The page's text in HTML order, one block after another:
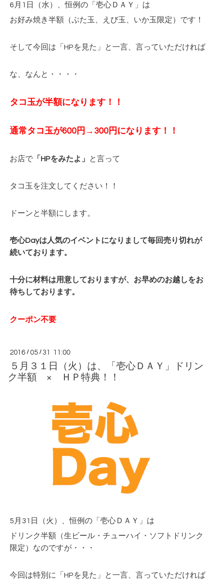
6月1日（水）、恒例の「壱心ＤＡＹ」は
お好み焼き半額（ぶた玉、えび玉、いか玉限定）です！
そして今回は「HPを見た」と一言、言っていただければ
な、なんと・・・・
タコ玉が半額になります！！
通常タコ玉が600円→300円 になります！！
お店で 「HPをみたよ」 と言って
タコ玉を注文してください！！
ドーンと半額にします。
壱心Dayは人気のイベントになりまして毎回売り切れが
続いております。
十分に材料は用意しておりますが、お早めのお越しをお
待ちしております。
クーポン不要
2016 /05 /31 11:00
５月３１日（火）は、「壱心ＤＡＹ」ドリン
ク半額 × ＨＰ特典！！
5月31 日（火 ）、恒例の「壱心ＤＡＹ」は
ドリンク半額（生ビール・チューハイ・ソフトドリンク
限定）なのですが・・・
今回は特別に「HPを見た」と一言、言っていただければ